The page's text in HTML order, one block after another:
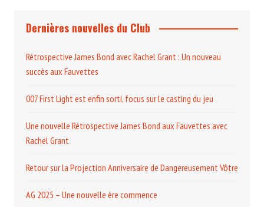
Dernières nouvelles du Club
Rétrospective James Bond avec Rachel Grant : Un nouveau
succès aux Fauvettes
007 First Light est enfin sorti, focus sur le casting du jeu
Une nouvelle Rétrospective James Bond aux Fauvettes avec
Rachel Grant
Retour sur la Projection Anniversaire de Dangereusement Vôtre
AG 2025 – Une nouvelle ère commence